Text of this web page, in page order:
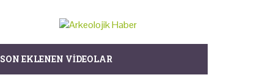
SON EKLENEN VIDEOLAR